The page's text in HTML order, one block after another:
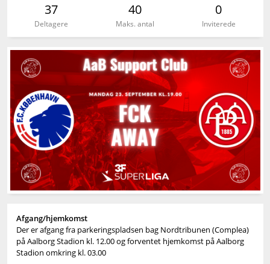
37
Deltagere
40
Maks. antal
0
Inviterede
Afgang/hjemkomst
Der er afgang fra parkeringspladsen bag Nordtribunen (Complea)
på Aalborg Stadion kl. 12.00 og forventet hjemkomst på Aalborg
Stadion omkring kl. 03.00